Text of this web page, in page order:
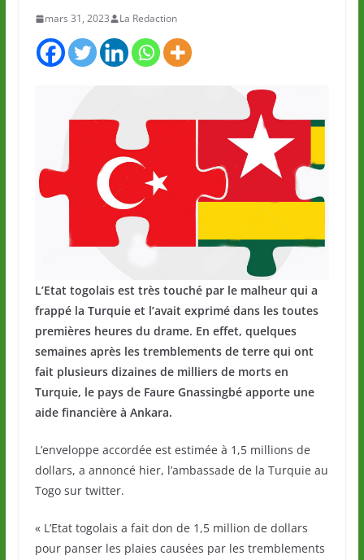
mars 31, 2023 La Redaction
L’Etat togolais est très touché par le malheur qui a
frappé la Turquie et l’avait exprimé dans les toutes
premières heures du drame. En effet, quelques
semaines après les tremblements de terre qui ont
fait plusieurs dizaines de milliers de morts en
Turquie, le pays de Faure Gnassingbé apporte une
aide financière à Ankara.
L’enveloppe accordée est estimée à 1,5 millions de
dollars, a annoncé hier, l’ambassade de la Turquie au
Togo sur twitter.
« L’Etat togolais a fait don de 1,5 million de dollars
pour panser les plaies causées par les tremblements